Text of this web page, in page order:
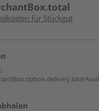
für Stückgut